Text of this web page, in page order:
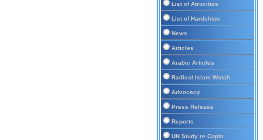
List of Atrocities
List of Hardships
News
Articles
Arabic Articles
Radical Islam Watch
Advocacy
Press Release
Reports
UN Study re Copts